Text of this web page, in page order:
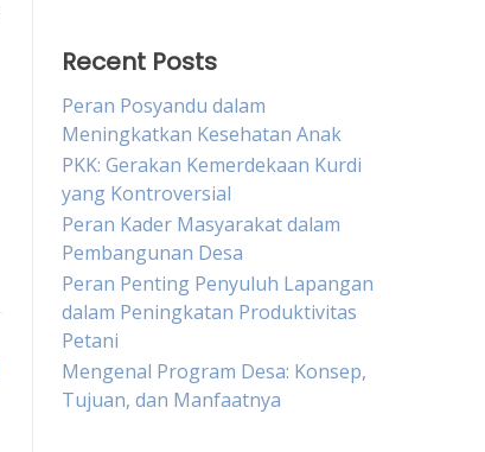
Recent Posts
Peran Posyandu dalam
Meningkatkan Kesehatan Anak
PKK: Gerakan Kemerdekaan Kurdi
yang Kontroversial
Peran Kader Masyarakat dalam
Pembangunan Desa
Peran Penting Penyuluh Lapangan
dalam Peningkatan Produktivitas
Petani
Mengenal Program Desa: Konsep,
Tujuan, dan Manfaatnya